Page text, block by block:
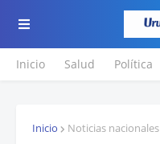
Inicio Salud Política
Inicio Noticias nacionales